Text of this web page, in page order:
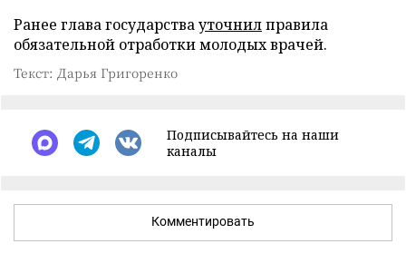
Ранее глава государствауточнилправила
обязательной отработки молодых врачей.
Текст: Дарья Григоренко
Подписывайтесь на наши
каналы
Комментировать